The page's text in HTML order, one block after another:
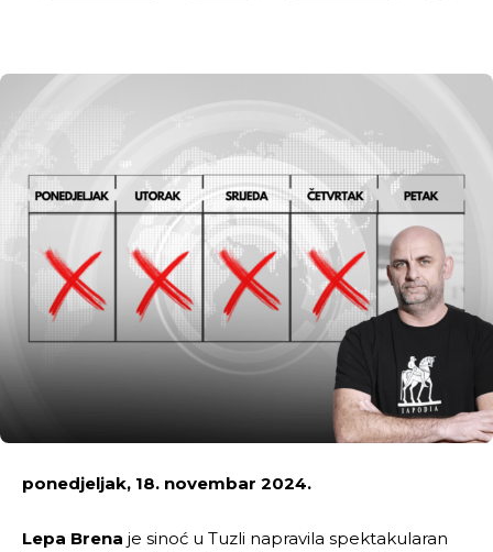
ponedjeljak, 18. novembar 2024.
Lepa Brena je sinoć u Tuzli napravila spektakularan